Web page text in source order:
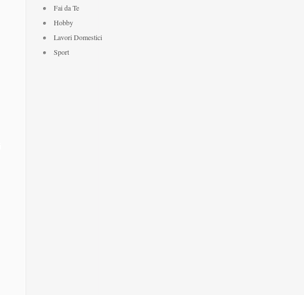
Fai da Te
Hobby
Lavori Domestici
Sport